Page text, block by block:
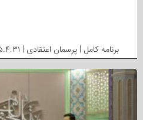
برنامه کامل | پرسمان اعتقادی | ۱۴۰۵.۴.۳۱ | استاد محمدی شاهرودی